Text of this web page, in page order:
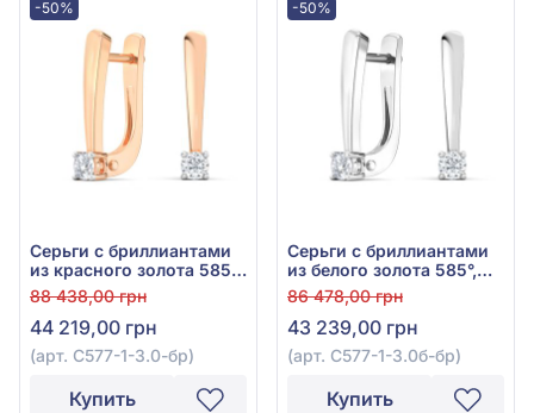
-50%
Серьги с бриллиантами
из красного золота 585°,
Бриллиант 0,2ct, арт.
С577-1-3.0к-бр
88 438,00 грн
44 219,00 грн
(арт. С577-1-3.0-бр)
Купить
-50%
Серьги с бриллиантами
из белого золота 585°,
Бриллиант 0,2ct, арт.
С577-1-3.0б-бр
86 478,00 грн
43 239,00 грн
(арт. С577-1-3.0б-бр)
Купить